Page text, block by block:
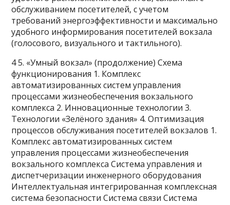
обслуживанием посетителей, с учетом
требований энергоэффективности и максимально
удобного информирования посетителей вокзала
(голосового, визуального и тактильного).
4 5. «Умный вокзал» (продолжение) Схема
функционирования 1. Комплекс
автоматизированных систем управления
процессами жизнеобеспечения вокзального
комплекса 2. Инновационные технологии 3.
Технологии «Зелёного здания» 4. Оптимизация
процессов обслуживания посетителей вокзалов 1.
Комплекс автоматизированных систем
управления процессами жизнеобеспечения
вокзального комплекса Система управления и
диспетчеризации инженерного оборудования
Интеллектуальная интегрированная комплексная
система безопасности Система связи Система